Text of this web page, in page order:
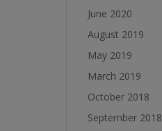
June 2020
August 2019
May 2019
March 2019
October 2018
September 2018